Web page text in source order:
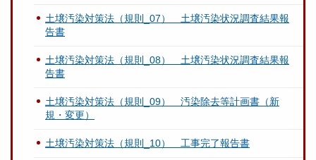
土壌汚染対策法（規則_07） 土壌汚染状況調査結果報
告書
土壌汚染対策法（規則_08） 土壌汚染状況調査結果報
告書
土壌汚染対策法（規則_09） 汚染除去等計画書（新
規・変更）
土壌汚染対策法（規則_10） 工事完了報告書